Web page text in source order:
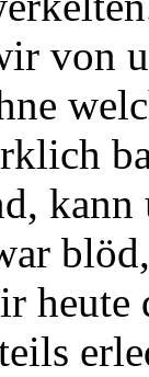
von
heute